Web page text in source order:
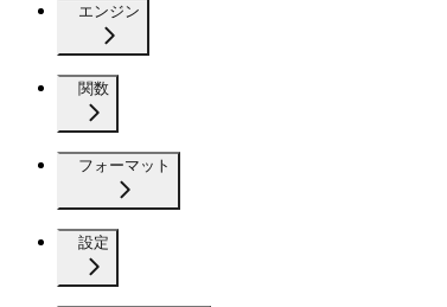
エンジン
関数
フォーマット
設定